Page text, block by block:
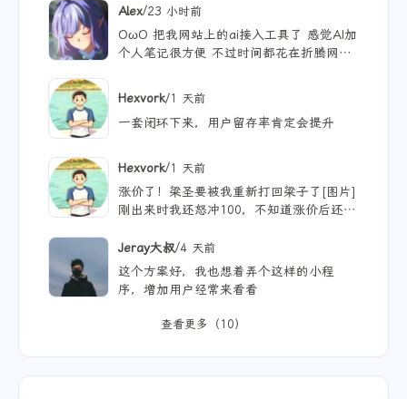
Alex/23 小时前
OωO 把我网站上的ai接入工具了 感觉AI加
个人笔记很方便 不过时间都花在折腾网站
只有我自己使用 网站没没什么浏览量😢
Hexvork/1 天前
一套闭环下来，用户留存率肯定会提升
Hexvork/1 天前
涨价了！梁圣要被我重新打回梁子了[图片]
刚出来时我还怒冲100，不知道涨价后还能
Jeray大叔/4 天前
这个方案好，我也想着弄个这样的小程
序，增加用户经常来看看
查看更多（10）